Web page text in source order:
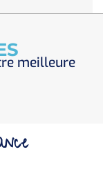
meilleure